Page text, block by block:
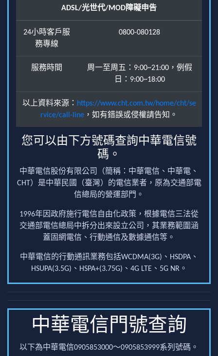
ADSL/光世代/MOD障礙申告
24小時客戶服
務專線
0800-080128
服務時間
周一至周五：9:00~21:00，例假
日：9:00~18:00
以上資料來源： https://www.cht.com.tw/home/cht/se
rvice/call-line ，如有錯誤或侵權請告知。
您可以由下方號碼查詢中華電信號
碼。
中華電信股份有限公司（簡稱：中華電信、中華電、
CHT）是中華民國（臺灣）的電信業者，原為交通部電
信總局的營運部門。
1996年因政府施行電信自由化政策，根據電信三法從
交通部電信總局中拆分出來設立公司，其業務範圍涵
蓋固網電信、行動通信及數據通信等。
中華電信的行動通訊業務包括WCDMA(3G)、HSDPA、
HSUPA(3.5G)、HSPA+(3.75G)、4G LTE、5G NR。
中華電信門號查詢
以下為中華電信0905853000～0905853999系列號碼。